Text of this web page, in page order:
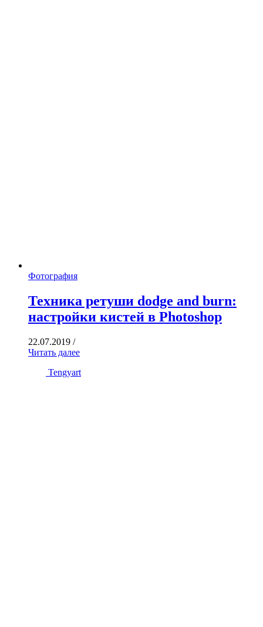
Фотография
Техника ретуши dodge and burn:
настройки кистей в Photoshop
22.07.2019 /
Читать далее
Tengyart